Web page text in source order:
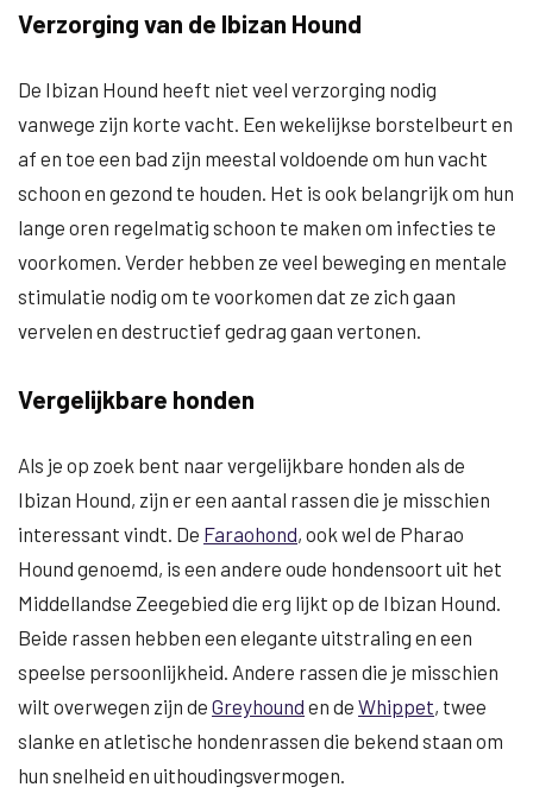
Verzorging van de Ibizan Hound
De Ibizan Hound heeft niet veel verzorging nodig
vanwege zijn korte vacht. Een wekelijkse borstelbeurt en
af en toe een bad zijn meestal voldoende om hun vacht
schoon en gezond te houden. Het is ook belangrijk om hun
lange oren regelmatig schoon te maken om infecties te
voorkomen. Verder hebben ze veel beweging en mentale
stimulatie nodig om te voorkomen dat ze zich gaan
vervelen en destructief gedrag gaan vertonen.
Vergelijkbare honden
Als je op zoek bent naar vergelijkbare honden als de
Ibizan Hound, zijn er een aantal rassen die je misschien
interessant vindt. De Faraohond, ook wel de Pharao
Hound genoemd, is een andere oude hondensoort uit het
Middellandse Zeegebied die erg lijkt op de Ibizan Hound.
Beide rassen hebben een elegante uitstraling en een
speelse persoonlijkheid. Andere rassen die je misschien
wilt overwegen zijn de Greyhound en de Whippet, twee
slanke en atletische hondenrassen die bekend staan om
hun snelheid en uithoudingsvermogen.